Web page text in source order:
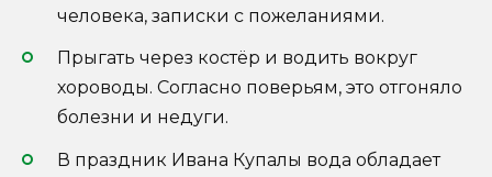
человека, записки с пожеланиями.
Прыгать через костёр и водить вокруг
хороводы. Согласно поверьям, это отгоняло
болезни и недуги.
В праздник Ивана Купалы вода обладает